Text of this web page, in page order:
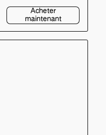
Acheter
maintenant